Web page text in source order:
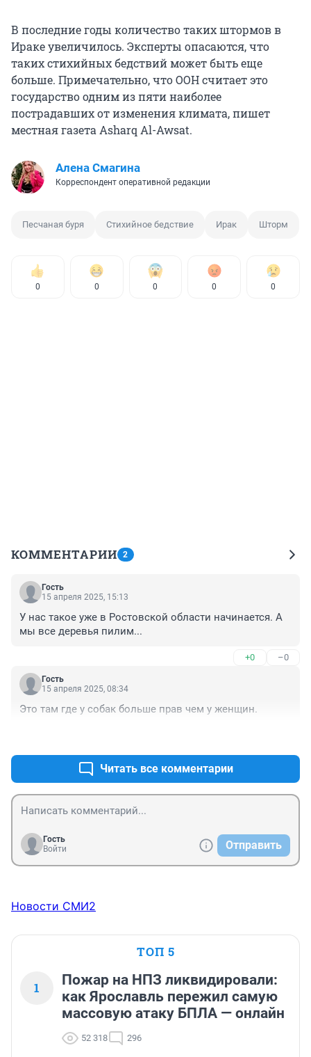
В последние годы количество таких штормов в
Ираке увеличилось. Эксперты опасаются, что
таких стихийных бедствий может быть еще
больше. Примечательно, что ООН считает это
государство одним из пяти наиболее
пострадавших от изменения климата, пишет
местная газета Asharq Al-Awsat.
Алена Смагина
Корреспондент оперативной редакции
Песчаная буря Стихийное бедствие Ирак Шторм
0 0 0 0 0
КОММЕНТАРИИ 2
Гость
15 апреля 2025, 15:13
У нас такое уже в Ростовской области начинается. А
мы все деревья пилим...
+0 –0
Гость
15 апреля 2025, 08:34
Это там где у собак больше прав чем у женщин.
Читать все комментарии
Гость
Войти
Отправить
Новости СМИ2
ТОП 5
1
Пожар на НПЗ ликвидировали:
как Ярославль пережил самую
массовую атаку БПЛА — онлайн
52 318 296